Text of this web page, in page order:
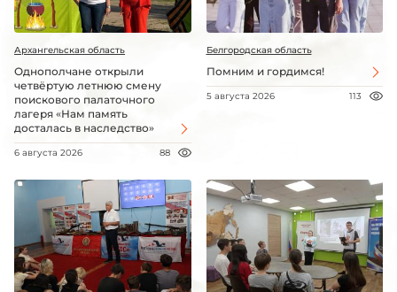
Архангельская область
Однополчане открыли
четвёртую летнюю смену
поискового палаточного
лагеря «Нам память
досталась в наследство»
6 августа 2026 88
Белгородская область
Помним и гордимся!
5 августа 2026 113